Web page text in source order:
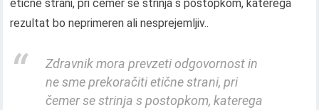
etične strani, pri čemer se strinja s postopkom, katerega
rezultat bo neprimeren ali nesprejemljiv..
Zdravnik mora prevzeti odgovornost in
ne sme prekoračiti etične strani, pri
čemer se strinja s postopkom, katerega